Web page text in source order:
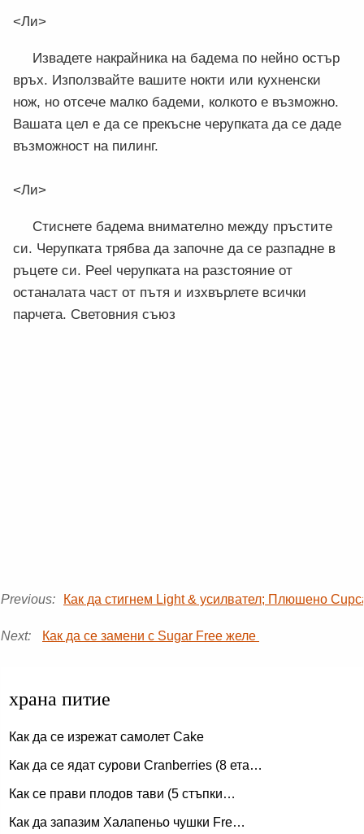
<Ли>
Извадете накрайника на бадема по нейно остър
връх. Използвайте вашите нокти или кухненски
нож, но отсече малко бадеми, колкото е възможно.
Вашата цел е да се прекъсне черупката да се даде
възможност на пилинг.
<Ли>
Стиснете бадема внимателно между пръстите
си. Черупката трябва да започне да се разпадне в
ръцете си. Peel черупката на разстояние от
останалата част от пътя и изхвърлете всички
парчета. Световния съюз
Previous: Как да стигнем Light & усилвател; Плюшено
Next: Как да се замени с Sugar Free желе
храна питие
Как да се изрежат самолет Cake
Как да се ядат сурови Cranberries (8 ета…
Как се прави плодов тави (5 стъпки…
Как да запазим Халапеньо чушки Fre…